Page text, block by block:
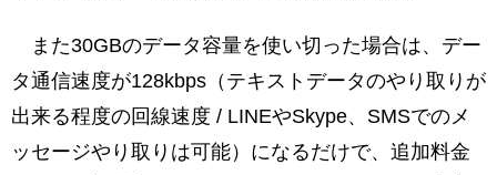
また30GBのデータ容量を使い切った場合は、デー
タ通信速度が128kbps（テキストデータのやり取りが
出来る程度の回線速度 / LINEやSkype、SMSでのメ
ッセージやり取りは可能）になるだけで、追加料金